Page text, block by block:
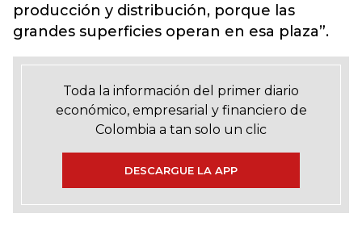
producción y distribución, porque las
grandes superficies operan en esa plaza”.
Toda la información del primer diario
económico, empresarial y financiero de
Colombia a tan solo un clic
DESCARGUE LA APP